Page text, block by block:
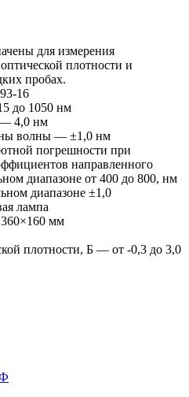
для измерения
плотности и
пробах.
16
до 1050 нм
4,0 нм
волны — ±1,0 нм
погрешности при
направленного
диапазоне от 400 до 800, нм
диапазоне ±1,0
лампа
мм
плотности, Б — от -0,3 до 3,0